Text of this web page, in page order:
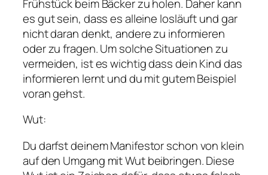
Frühstück beim Bäcker zu holen. Daher kann
es gut sein, dass es alleine losläuft und gar
nicht daran denkt, andere zu informieren
oder zu fragen. Um solche Situationen zu
vermeiden, ist es wichtig dass dein Kind das
informieren lernt und du mit gutem Beispiel
voran gehst.
Wut:
Du darfst deinem Manifestor schon von klein
auf den Umgang mit Wut beibringen. Diese